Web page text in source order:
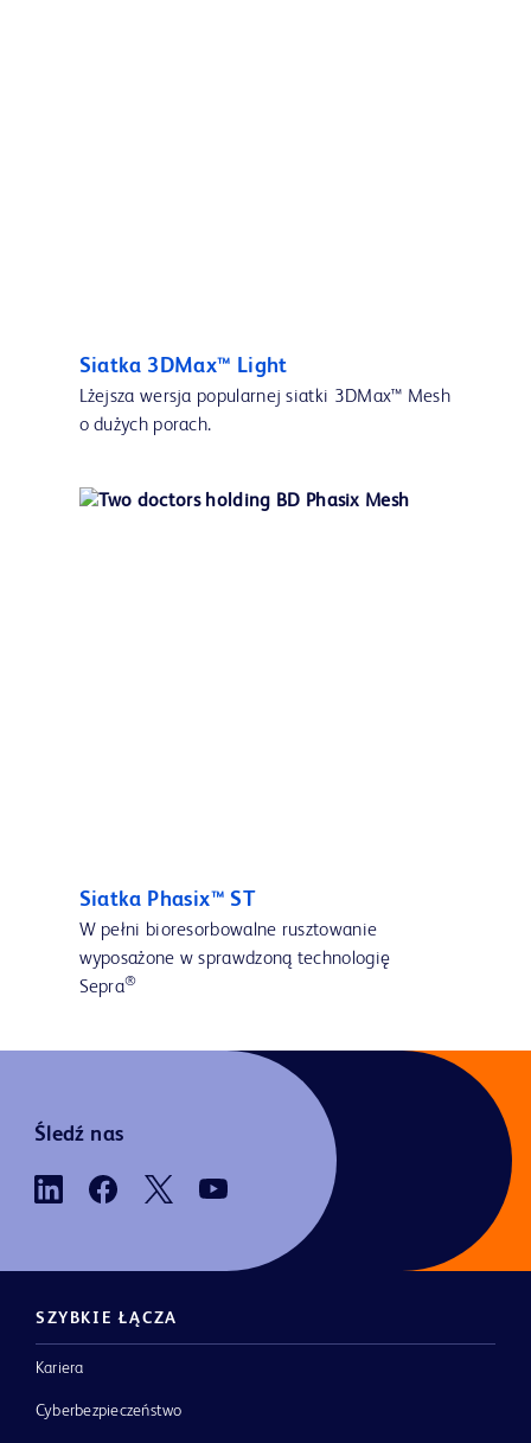
Siatka 3DMax™ Light
Lżejsza wersja popularnej siatki 3DMax™ Mesh
o dużych porach.
Siatka Phasix™ ST
W pełni bioresorbowalne rusztowanie
wyposażone w sprawdzoną technologię
Sepra®
Śledź nas
SZYBKIE ŁĄCZA
Kariera
Cyberbezpieczeństwo